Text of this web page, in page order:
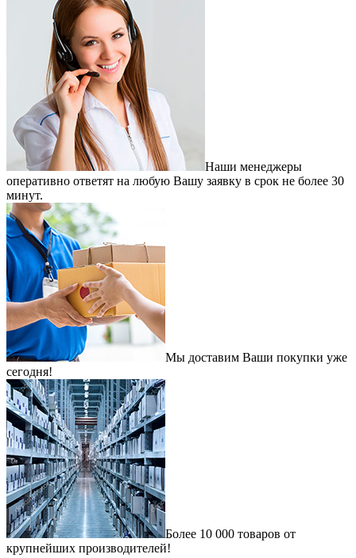
Наши менеджеры
оперативно ответят на любую Вашу заявку в срок не более 30
минут.
Мы доставим Ваши покупки уже
сегодня!
Более 10 000 товаров от
крупнейших производителей!